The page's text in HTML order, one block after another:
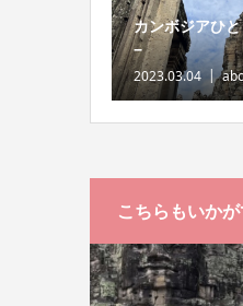
カンボジアひ
−
2023.03.04
こちらもいか